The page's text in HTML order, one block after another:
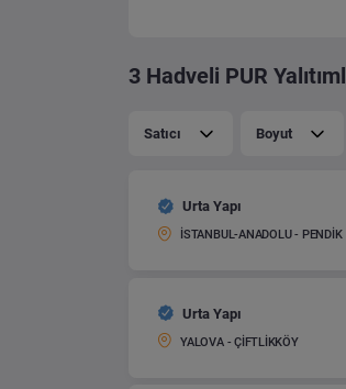
3 Hadveli PUR
Satıcı Boyut
Urta Yapı
İSTANBUL-ANADOLU - PENDİK
Urta Yapı
YALOVA - ÇİFTLİKKÖY